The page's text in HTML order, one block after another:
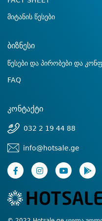
მიტანის წესები
ბიზნესი
წესები და პირობები და
FAQ
კონტაქტი
032 2 19 44 88
info@hotsale.ge